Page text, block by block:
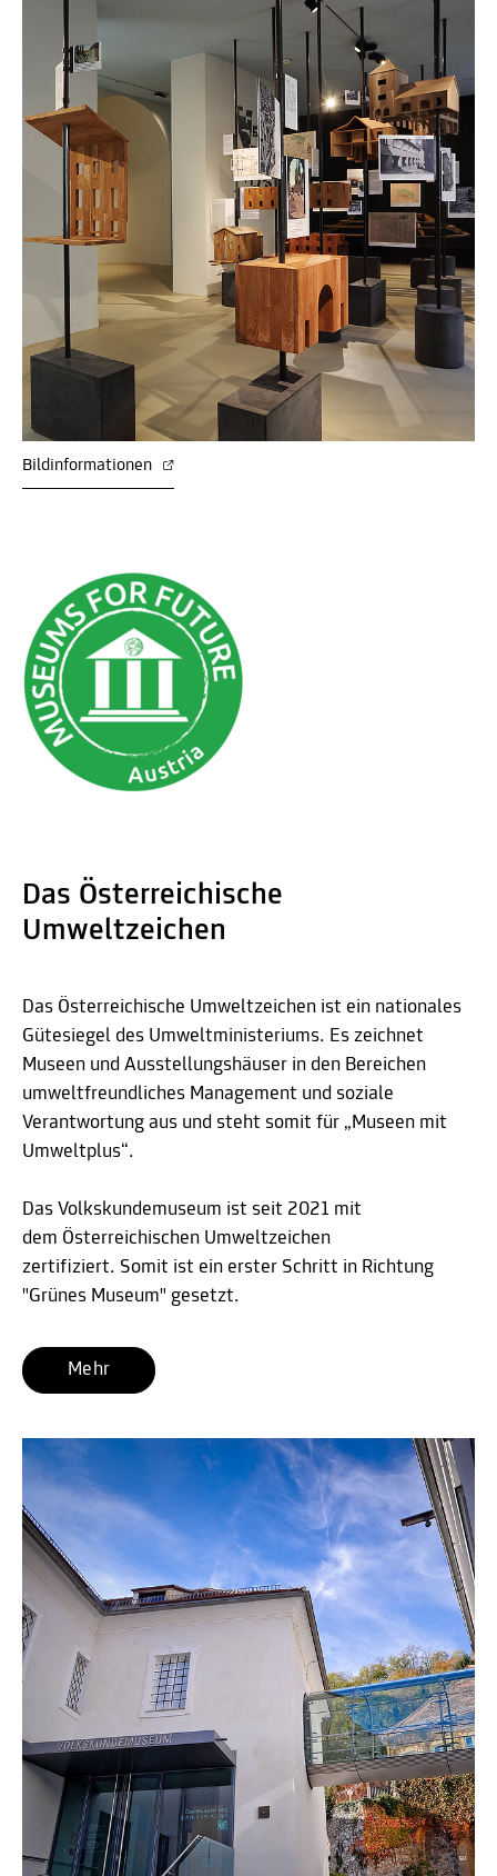
Bildinformationen
Das Österreichische
Umweltzeichen
Das Österreichische Umweltzeichen ist ein nationales
Gütesiegel des Umweltministeriums. Es zeichnet
Museen und Ausstellungshäuser in den Bereichen
umweltfreundliches Management und soziale
Verantwortung aus und steht somit für „Museen mit
Umweltplus“.
Das Volkskundemuseum ist seit 2021 mit
dem Österreichischen Umweltzeichen
zertifiziert. Somit ist ein erster Schritt in Richtung
"Grünes Museum" gesetzt.
Mehr